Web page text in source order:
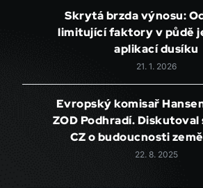
Skrytá brzda výnosu:
limitující faktory v půdě
aplikací dusíku
21. 1. 2026
Evropský komisař
ZOD Podhradí.
CZ o budoucnosti
22. 8. 2025